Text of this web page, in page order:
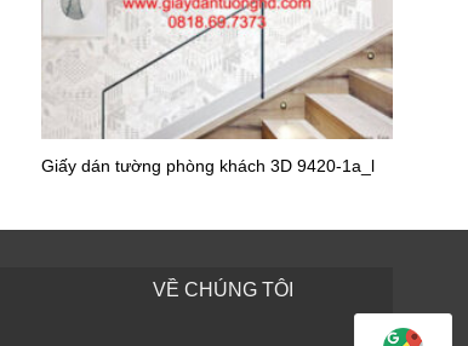
Giấy dán tường phòng khách 3D 9420-1a_l
VỀ CHÚNG TÔI